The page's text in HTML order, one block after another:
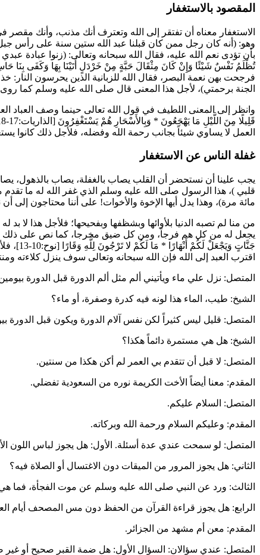
المقصود بالاستغفار
الاستغفار معناه أن تفتقر إلى الله وتعترف أنك مذنب، وأنك مقصر
وهو: ( أنه كان رجل ممن كان قبلنا عبد الله ستين سنة على رأس جبل
بأن تؤدى نعم الله عليه، فقال الله سبحانه وتعالى: (زنوا عبادة
تُظْلَمُ نَفْسٌ شَيْئًا وَإِنْ كَانَ مِثْقَالَ حَبَّةٍ مِنْ خَرْدَلٍ أَتَيْنَا بِهَا وَكَفَى بِنَا
فرجحت بهن نعمة البصر، فقال الله للزبانية الذين يحرسون النار:
الجنة برحمتي)، لأجل هذا المعنى قال صلى الله عليه وسلم كما روى
وانظر إلى المعنى اللطيف في قول الله تعالى حينما وصف العباد
قَلِيلًا مِنَ اللَّيْلِ مَا يَهْجَعُونَ * وَبِالأَسْحَارِ هُمْ يَسْتَغْفِرُونَ
العمل لا يساوي شيئاً بجانب رحمة الله وفضله، فلأجل ذلك كانوا
غفلة الناس عن الاستغفار
يجب علينا أن نستحضر أن القلب يصاب بالغفلة، يصاب بالذهول،
قلبي )، هذا الرسول صلى الله عليه وسلم الذي غفر الله له ما تقدم
مائة مرة)، وهذا يدل أيها الإخوة والأخوات! على أننا محتاجون إلى
من منا لم تصبه الدنيا بلأوائها وبشظفها وبفحيحها؛ فلأجل هذا لا
يجعل له من كل هم فرجاً، ومن كل ضيق مخرجا، كما نص على ذلك
جَنَّاتٍ وَيَجْعَلْ لَكُمْ أَنْهَارًا * مَا لَكُمْ لا تَرْجُونَ لِلَّهِ وَقَارًا
اقترب العبد إلى الله فإن الله سبحانه وتعالى سوف ينزل كلاءته
المتصل: نزل علي ماء ويأتيني ألم مثل ألم الدورة قبل الدورة
الشيخ: طيب، الماء هذا لونه فيه كدرة وصفرة، أو ماء؟
المتصل: قليل ليس كثيراً لكن نفس آلام الدورة ويكون قبل الدورة
الشيخ: هل هي مستمرة دائماً هكذا؟
المتصل: لا قبل أن تتقدم بي العمر لم أكن هكذا من سنتين.
المقدم: معنا أيضاً الأخت الكريمة نوره من السعودية تفضلي.
المتصل: السلام عليكم.
المقدم: وعليكم السلام ورحمة الله وبركاته.
المتصل: لو سمحت عندي عدة أسئلة. الأول: هل يجوز لباس اللون
الثاني: هل يجوز المرور من الميقات دون الاغتسال أو الصلاة فيه؟
الثالث: ورد عن النبي صلى الله عليه وسلم عن موت الفجأة، فما هي
الرابع: هل يجوز قراءة القرآن من الحفظ دون مس المصحف أيام
المقدم: معن أم مشهد من الجزائر.
المتصل: عندي سؤالان: السؤال الأول: هل ضمة القبر صحيح أو